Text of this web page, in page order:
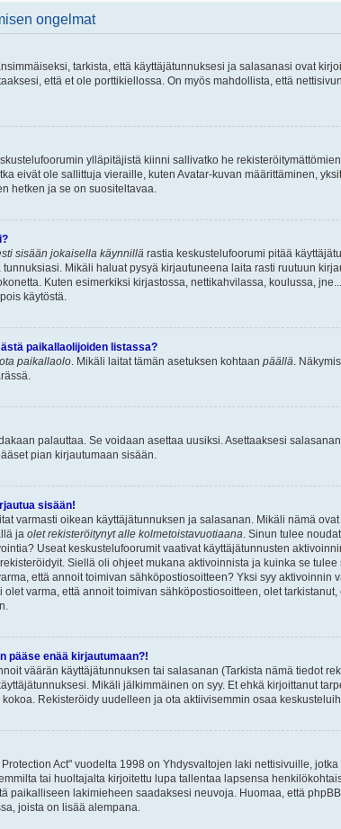
ongelmat
tarkista, että käyttäjätunnuksesi ja salasanasi ovat
että et ole porttikiellossa. On myös mahdollista, että
ylläpitäjistä kiinni sallivatko he
eivät ole sallittuja vieraille, kuten Avatar-kuvan määrittäminen,
hetken ja se on suositeltavaa.
sisään jokaisella käynnillä rastia keskustelufoorumi pitää
Mikäli haluat pysyä kirjautuneena laita rasti ruutuun
Kuten esimerkiksi kirjastossa, nettikahvilassa, koulussa,
käytöstä.
paikallaolijoiden listassa?
paikallaolo. Mikäli laitat tämän asetuksen kohtaan päällä.
palauttaa. Se voidaan asettaa uusiksi. Asettaaksesi
pian kirjautumaan sisään.
sisään!
varmasti oikean käyttäjätunnuksen ja salasanan. Mikäli nämä
ja olet rekisteröitynyt alle kolmetoistavuotiaana. Sinun tulee
Useat keskustelufoorumit vaativat käyttäjätunnusten
Siellä oli ohjeet mukana aktivoinnista ja kuinka se
että annoit toimivan sähköpostiosoitteen? Yksi syy aktivoinnin
varma, että annoit toimivan sähköpostiosoitteen, olet
pääse enää kirjautumaan?!
väärän käyttäjätunnuksen tai salasanan (Tarkista nämä tiedot
Mikäli jälkimmäinen on syy. Et ehkä kirjoittanut
Rekisteröidy uudelleen ja ota aktiivisemmin osaa
Act" vuodelta 1998 on Yhdysvaltojen laki nettisivuille,
tai huoltajalta kirjoitettu lupa tallentaa lapsensa
paikalliseen lakimieheen saadaksesi neuvoja. Huomaa, että
joista on lisää alempana.